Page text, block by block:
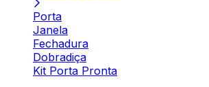
Porta
Janela
Fechadura
Dobradiça
Kit Porta Pronta